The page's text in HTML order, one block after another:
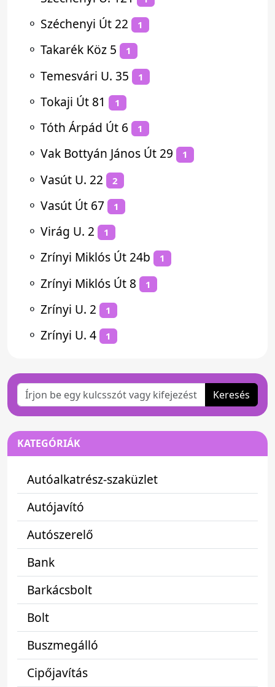
⚬ Széchenyi Út 22 1
⚬ Takarék Köz 5 1
⚬ Temesvári U. 35 1
⚬ Tokaji Út 81 1
⚬ Tóth Árpád Út 6 1
⚬ Vak Bottyán János Út 29 1
⚬ Vasút U. 22 2
⚬ Vasút Út 67 1
⚬ Virág U. 2 1
⚬ Zrínyi Miklós Út 24b 1
⚬ Zrínyi Miklós Út 8 1
⚬ Zrínyi U. 2 1
⚬ Zrínyi U. 4 1
Keresés
KATEGÓRIÁK
Autóalkatrész-szaküzlet
Autójavító
Autószerelő
Bank
Barkácsbolt
Bolt
Buszmegálló
Cipőjavítás